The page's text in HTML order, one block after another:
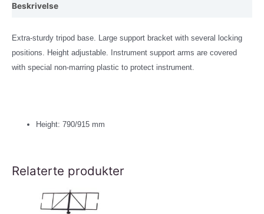
Beskrivelse
Extra-sturdy tripod base. Large support bracket with several locking
positions. Height adjustable. Instrument support arms are covered
with special non-marring plastic to protect instrument.
Height: 790/915 mm
Relaterte produkter